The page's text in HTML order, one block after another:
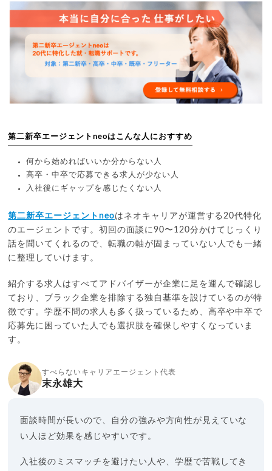
第二新卒エージェントneoはこんな人におすすめ
何から始めればいいか分からない人
高卒・中卒で応募できる求人が少ない人
入社後にギャップを感じたくない人
第二新卒エージェントneoはネオキャリアが運営する20代特化
のエージェントです。初回の面談に90〜120分かけてじっくり
話を聞いてくれるので、転職の軸が固まっていない人でも一緒
に整理していけます。
紹介する求人はすべてアドバイザーが企業に足を運んで確認し
ており、ブラック企業を排除する独自基準を設けているのが特
徴です。学歴不問の求人も多く扱っているため、高卒や中卒で
応募先に困っていた人でも選択肢を確保しやすくなっていま
す。
すべらないキャリアエージェント代表
末永雄大
面談時間が長いので、自分の強みや方向性が見えていな
い人ほど効果を感じやすいです。
入社後のミスマッチを避けたい人や、学歴で苦戦してき